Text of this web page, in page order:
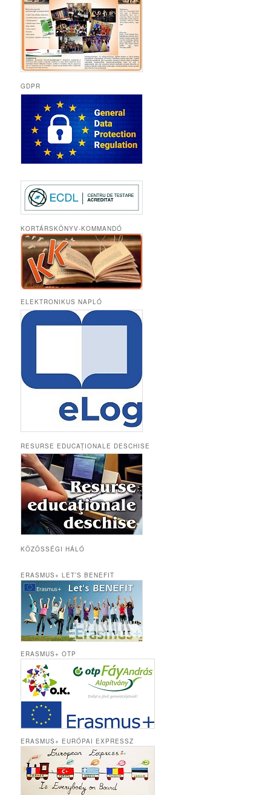
GDPR
KORTÁRSKÖNYV-KOMMANDÓ
ELEKTRONIKUS NAPLÓ
RESURSE EDUCAȚIONALE DESCHISE
KÖZÖSSÉGI HÁLÓ
ERASMUS+ LET’S BENEFIT
ERASMUS+ OTP
ERASMUS+ EURÓPAI EXPRESSZ